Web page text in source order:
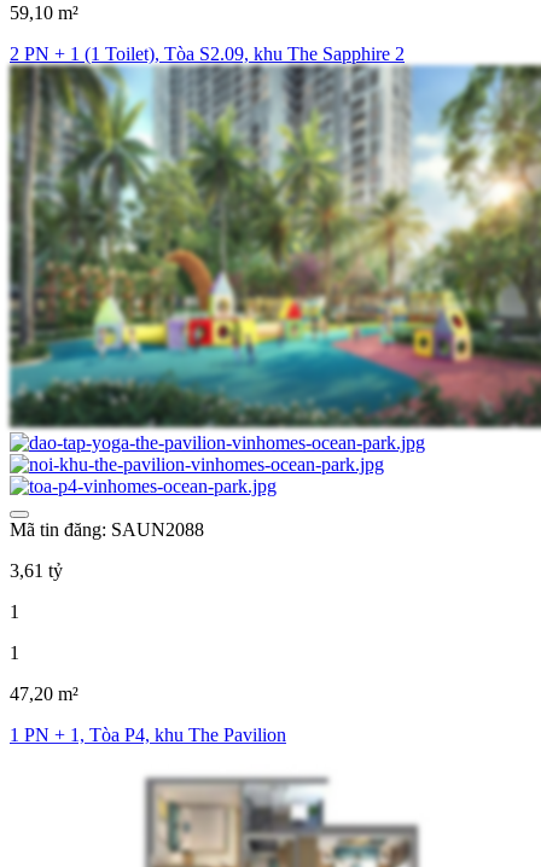
59,10 m²
2 PN + 1 (1 Toilet), Tòa S2.09, khu The Sapphire 2
Mã tin đăng: SAUN2088
3,61 tỷ
1
1
47,20 m²
1 PN + 1, Tòa P4, khu The Pavilion